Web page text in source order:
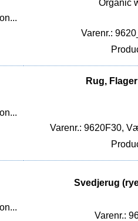
Organic
Varenr.:
Rug,
Varenr.: 9620F30,
Svedjerug
Varenr.: